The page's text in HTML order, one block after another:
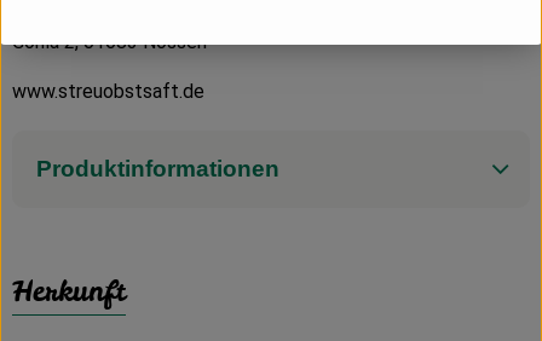
Gohla 2, 01683 Nossen
www.streuobstsaft.de
Produktinformationen
Herkunft